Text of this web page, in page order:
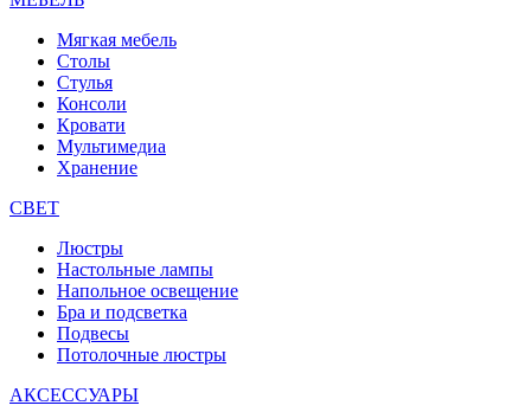
Мягкая мебель
Столы
Стулья
Консоли
Кровати
Мультимедиа
Хранение
СВЕТ
Люстры
Настольные лампы
Напольное освещение
Бра и подсветка
Подвесы
Потолочные люстры
АКСЕССУАРЫ